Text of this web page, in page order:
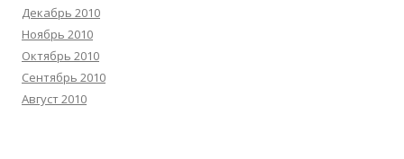
Декабрь 2010
Ноябрь 2010
Октябрь 2010
Сентябрь 2010
Август 2010